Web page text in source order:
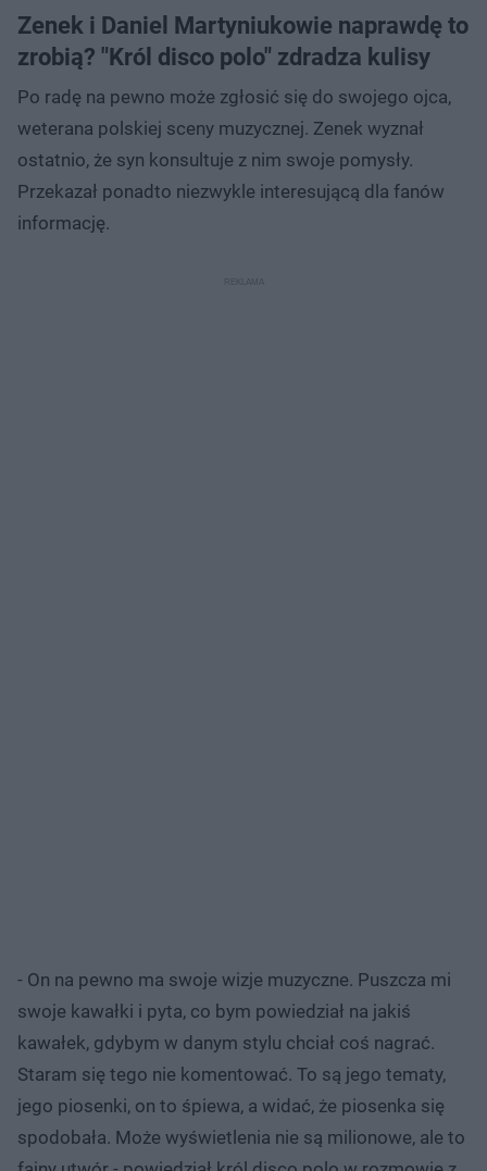
Zenek i Daniel Martyniukowie naprawdę to
zrobią? "Król disco polo" zdradza kulisy
Po radę na pewno może zgłosić się do swojego ojca,
weterana polskiej sceny muzycznej. Zenek wyznał
ostatnio, że syn konsultuje z nim swoje pomysły.
Przekazał ponadto niezwykle interesującą dla fanów
informację.
- On na pewno ma swoje wizje muzyczne. Puszcza mi
swoje kawałki i pyta, co bym powiedział na jakiś
kawałek, gdybym w danym stylu chciał coś nagrać.
Staram się tego nie komentować. To są jego tematy,
jego piosenki, on to śpiewa, a widać, że piosenka się
spodobała. Może wyświetlenia nie są milionowe, ale to